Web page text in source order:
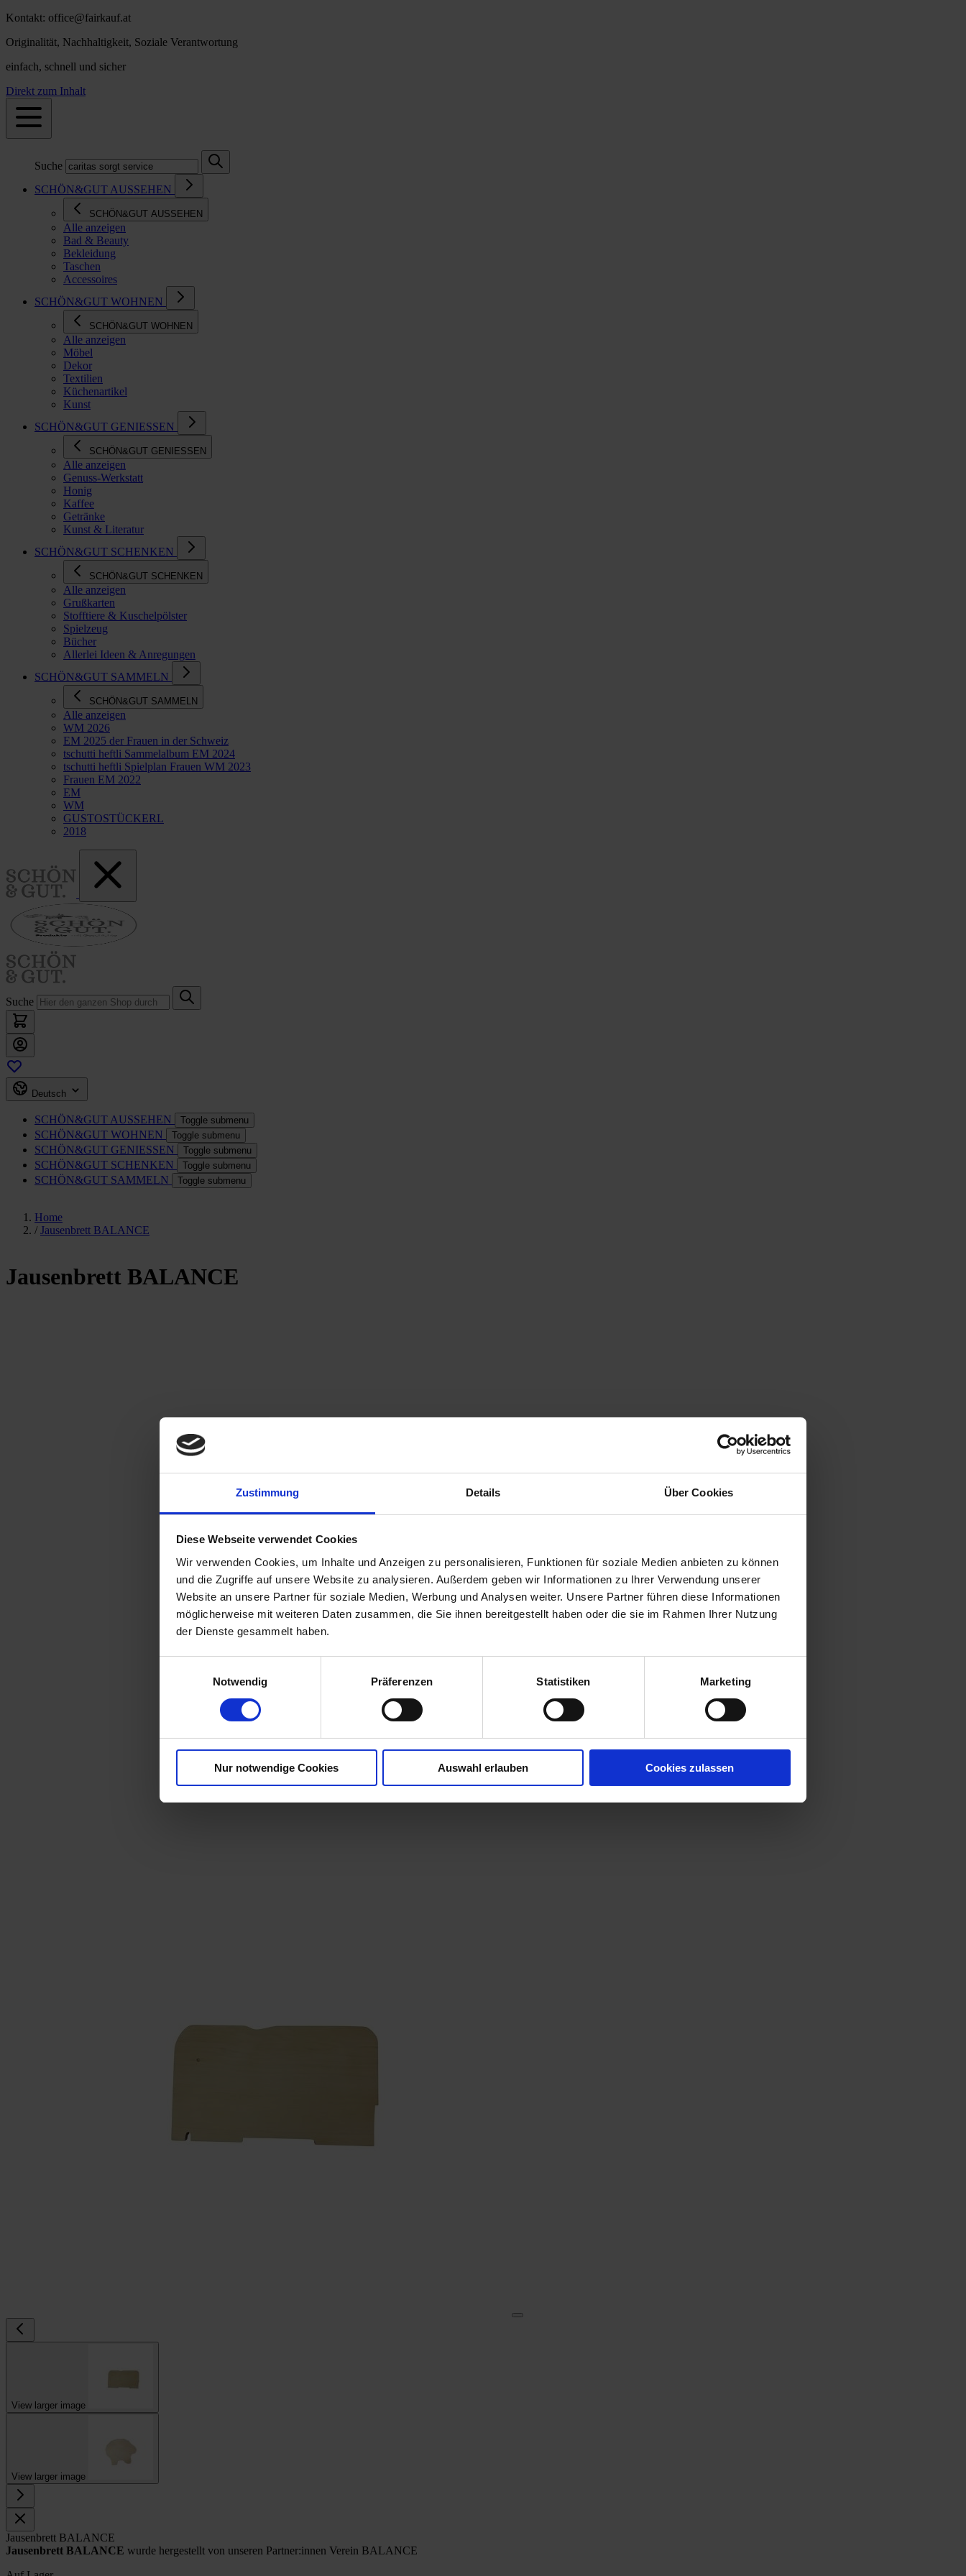
Zustimmung Details Über Cookies
Diese Webseite verwendet Cookies
Wir verwenden Cookies, um Inhalte und Anzeigen zu personalisieren, Funktionen für soziale Medien anbieten zu können
und die Zugriffe auf unsere Website zu analysieren. Außerdem geben wir Informationen zu Ihrer Verwendung unserer
Website an unsere Partner für soziale Medien, Werbung und Analysen weiter. Unsere Partner führen diese Informationen
möglicherweise mit weiteren Daten zusammen, die Sie ihnen bereitgestellt haben oder die sie im Rahmen Ihrer Nutzung
der Dienste gesammelt haben.
Notwendig
Präferenzen Statistiken Marketing
Nur notwendige Cookies Auswahl erlauben Cookies zulassen
Kontakt: office@fairkauf.at
Originalität, Nachhaltigkeit, Soziale Verantwortung
einfach, schnell und sicher
Direkt zum Inhalt
Suche
SCHÖN&GUT AUSSEHEN
SCHÖN&GUT AUSSEHEN
Alle anzeigen
Bad & Beauty
Bekleidung
Taschen
Accessoires
SCHÖN&GUT WOHNEN
SCHÖN&GUT WOHNEN
Alle anzeigen
Möbel
Dekor
Textilien
Küchenartikel
Kunst
SCHÖN&GUT GENIESSEN
SCHÖN&GUT GENIESSEN
Alle anzeigen
Genuss-Werkstatt
Honig
Kaffee
Getränke
Kunst & Literatur
SCHÖN&GUT SCHENKEN
SCHÖN&GUT SCHENKEN
Alle anzeigen
Grußkarten
Stofftiere & Kuschelpölster
Spielzeug
Bücher
Allerlei Ideen & Anregungen
SCHÖN&GUT SAMMELN
SCHÖN&GUT SAMMELN
Alle anzeigen
WM 2026
EM 2025 der Frauen in der Schweiz
tschutti heftli Sammelalbum EM 2024
tschutti heftli Spielplan Frauen WM 2023
Frauen EM 2022
EM
WM
GUSTOSTÜCKERL
2018
Suche
Deutsch
SCHÖN&GUT AUSSEHEN Toggle submenu
SCHÖN&GUT WOHNEN Toggle submenu
SCHÖN&GUT GENIESSEN Toggle submenu
SCHÖN&GUT SCHENKEN Toggle submenu
SCHÖN&GUT SAMMELN Toggle submenu
Home
/ Jausenbrett BALANCE
Jausenbrett BALANCE
View larger image
View larger image
Jausenbrett BALANCE
Jausenbrett BALANCE wurde hergestellt von unseren Partner:innen Verein BALANCE